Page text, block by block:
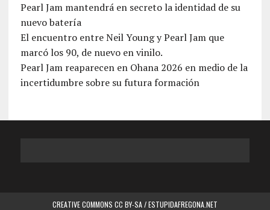
Pearl Jam mantendrá en secreto la identidad de su
nuevo batería
El encuentro entre Neil Young y Pearl Jam que
marcó los 90, de nuevo en vinilo.
Pearl Jam reaparecen en Ohana 2026 en medio de la
incertidumbre sobre su futura formación
CREATIVE COMMONS CC BY-SA / ESTUPIDAFREGONA.NET